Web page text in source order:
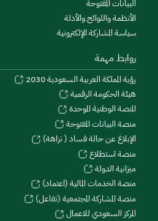
البيانات المفتوحة
الأنظمة واللوائح والأدلة
سياسة المشاركة الإلكترونية
روابط مهمة
رؤية المملكة العربية السعودية 2030
هيئة الحكومة الرقمية
المنصة الوطنية الموحدة
منصة البيانات المفتوحة
الإبلاغ عن حالة فساد ( نزاهة)
منصة استطلاع
ميزانية الدولة
منصة الخدمات المالية (اعتماد)
منصة المشاركة المجتمعية (تفاعل)
المركز السعودي للاعمال